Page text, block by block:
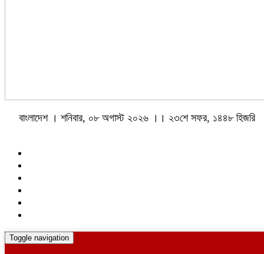
বাংলাদেশ । শনিবার, ০৮ অগাস্ট ২০২৬ ।। ২৩শে সফর, ১৪৪৮ হিজরি
Toggle navigation